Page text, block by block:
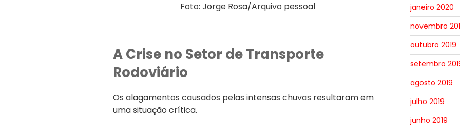
Foto: Jorge Rosa/Arquivo pessoal
A Crise no Setor de Transporte
Rodoviário
Os alagamentos causados pelas intensas chuvas resultaram em
uma situação crítica.
janeiro 2020
novembro
outubro 2019
setembro
agosto 2019
julho 2019
junho 2019